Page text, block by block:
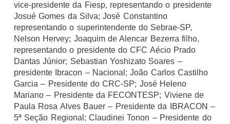
vice-presidente da Fiesp, representando o presidente
Josué Gomes da Silva; José Constantino
representando o superintendente do Sebrae-SP,
Nelson Hervey; Joaquim de Alencar Bezerra filho,
representando o presidente do CFC Aécio Prado
Dantas Júnior; Sebastian Yoshizato Soares –
presidente Ibracon – Nacional; João Carlos Castilho
Garcia – Presidente do CRC-SP; José Heleno
Mariano – Presidente da FECONTESP; Viviene de
Paula Rosa Alves Bauer – Presidente da IBRACON –
5ª Seção Regional; Claudinei Tonon – Presidente do